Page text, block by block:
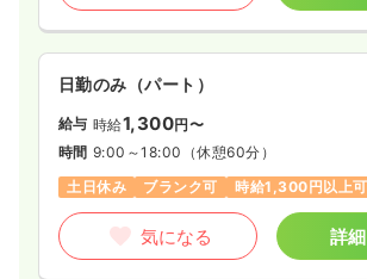
日勤のみ（パート）
給与 時給1,300円〜
時間 9:00～18:00 （休憩60分）
土日休み
ブランク可 時給1,300円以上可
気になる 詳